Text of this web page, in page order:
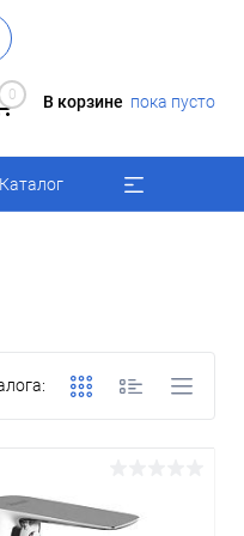
0 В корзине пока пусто
Каталог